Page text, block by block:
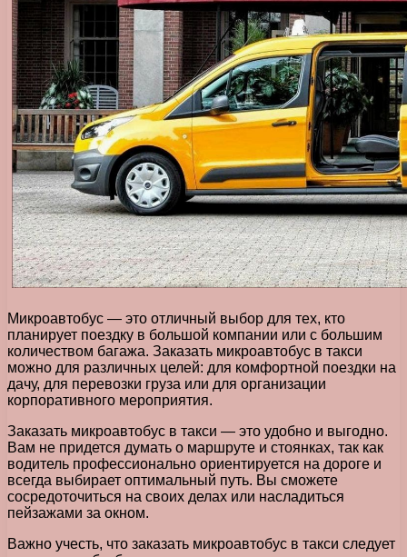
Микроавтобус — это отличный выбор для тех, кто
планирует поездку в большой компании или с большим
количеством багажа. Заказать микроавтобус в такси
можно для различных целей: для комфортной поездки на
дачу, для перевозки груза или для организации
корпоративного мероприятия.
Заказать микроавтобус в такси — это удобно и выгодно.
Вам не придется думать о маршруте и стоянках, так как
водитель профессионально ориентируется на дороге и
всегда выбирает оптимальный путь. Вы сможете
сосредоточиться на своих делах или насладиться
пейзажами за окном.
Важно учесть, что заказать микроавтобус в такси следует